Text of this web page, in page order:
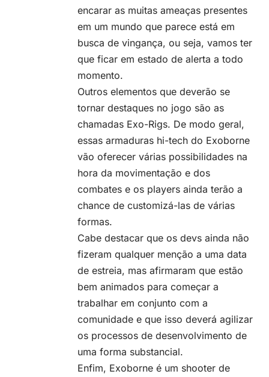
encarar as muitas ameaças presentes
em um mundo que parece está em
busca de vingança, ou seja, vamos ter
que ficar em estado de alerta a todo
momento.
Outros elementos que deverão se
tornar destaques no jogo são as
chamadas Exo-Rigs. De modo geral,
essas armaduras hi-tech do Exoborne
vão oferecer várias possibilidades na
hora da movimentação e dos
combates e os players ainda terão a
chance de customizá-las de várias
formas.
Cabe destacar que os devs ainda não
fizeram qualquer menção a uma data
de estreia, mas afirmaram que estão
bem animados para começar a
trabalhar em conjunto com a
comunidade e que isso deverá agilizar
os processos de desenvolvimento de
uma forma substancial.
Enfim, Exoborne é um shooter de